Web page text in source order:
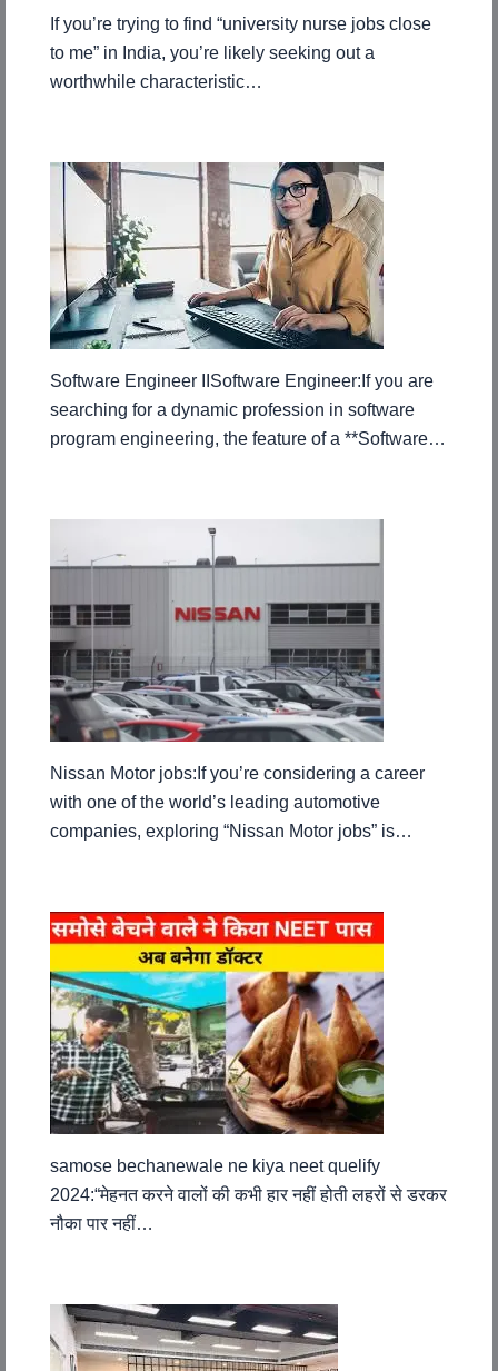
If you’re trying to find “university nurse jobs close
to me” in India, you’re likely seeking out a
worthwhile characteristic…
Software Engineer IISoftware Engineer:If you are
searching for a dynamic profession in software
program engineering, the feature of a **Software…
Nissan Motor jobs:If you’re considering a career
with one of the world’s leading automotive
companies, exploring “Nissan Motor jobs” is…
samose bechanewale ne kiya neet quelify
2024:“मेहनत करने वालों की कभी हार नहीं होती लहरों से डरकर
नौका पार नहीं…